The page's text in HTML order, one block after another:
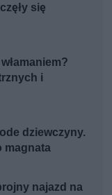
się
i
dziewczyny.
magnata
najazd na